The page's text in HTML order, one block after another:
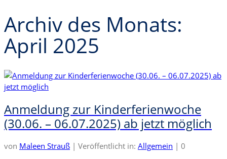
Archiv des Monats:
April 2025
Anmeldung zur Kinderferienwoche
(30.06. – 06.07.2025) ab jetzt möglich
von Maleen Strauß | Veröffentlicht in: Allgemein | 0